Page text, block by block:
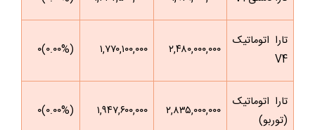
تارا اتوماتیک
V4
۲,۴۸۰,۰۰۰,۰۰۰ ۱,۷۷۰,۱۰۰,۰۰۰ (۰.۰۰%)۰
تارا اتوماتیک
(توربو)
۲,۸۳۵,۰۰۰,۰۰۰ ۱,۹۴۷,۶۰۰,۰۰۰ (۰.۰۰%)۰